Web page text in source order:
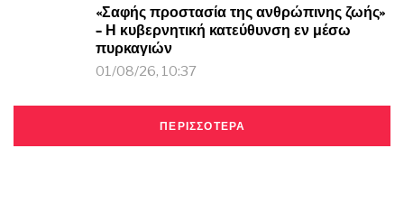
«Σαφής προστασία της ανθρώπινης ζωής»
– Η κυβερνητική κατεύθυνση εν μέσω
πυρκαγιών
01/08/26, 10:37
ΠΕΡΙΣΣΟΤΕΡΑ